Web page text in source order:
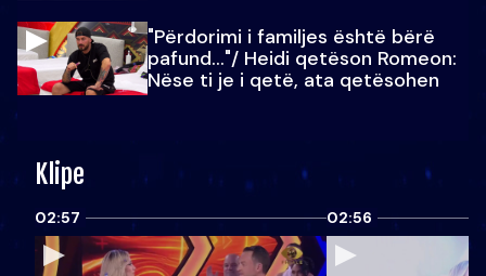
"Përdorimi i familjes është bërë
pafund…"/ Heidi qetëson Romeon:
Nëse ti je i qetë, ata qetësohen
Klipe
02:57 02:56